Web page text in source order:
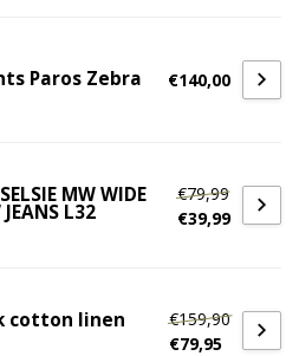
Paros Zebra €140,00
MW WIDE
JEANS L32
€79,99
€39,99
cotton linen
€159,90
€79,95